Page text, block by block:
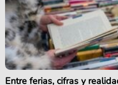
Entre ferias, cifras y